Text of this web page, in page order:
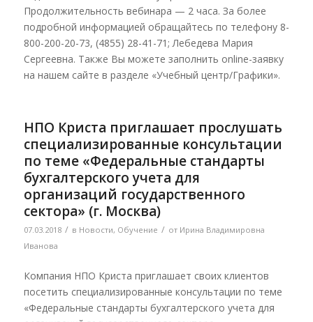
Продолжительность вебинара — 2 часа. За более
подробной информацией обращайтесь по телефону 8-
800-200-20-73, (4855) 28-41-71; Лебедева Мария
Сергеевна. Также Вы можете заполнить online-заявку
на нашем сайте в разделе «Учебный центр/Графики».
НПО Криста приглашает прослушать
специализированные консультации
по теме «Федеральные стандарты
бухгалтерского учета для
организаций государственного
сектора» (г. Москва)
07.03.2018 / в Новости, Обучение / от Ирина Владимировна
Иванова
Компания НПО Криста приглашает своих клиентов
посетить специализированные консультации по теме
«Федеральные стандарты бухгалтерского учета для